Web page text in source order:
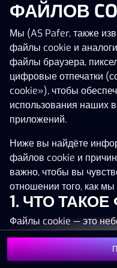
Нажми
MEGA
MAJOR
MINOR
ФАЙЛОВ
Мы (AS Pafer, также
файлы cookie и
файлы браузера,
цифровые отпечатки
cookie»), чтобы
использования наших
приложений.
Ниже вы найдёте
файлов cookie и
важно, чтобы вы
отношении того, как
1. ЧТО ТАКОЕ
Файлы cookie — это
которые сохраняются
на компьютере,
при посещении наших